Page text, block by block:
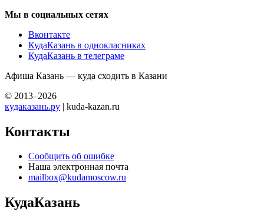
Мы в социальных сетях
Вконтакте
КудаКазань в однокласниках
КудаКазань в телеграме
Афиша Казань — куда сходить в Казани
© 2013–2026
кудаказань.ру | kuda-kazan.ru
Контакты
Сообщить об ошибке
Наша электронная почта
mailbox@kudamoscow.ru
КудаКазань